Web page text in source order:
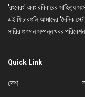
'রংবেরং' এবং রবিবারের সাহিত্য
এই ফিচারগুলি আমাদের 'দৈনিক
সারির গুণমান সম্পন্ন খবর
Quick Link
দেশ